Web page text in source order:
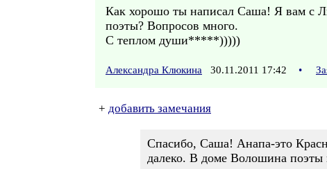
Как хорошо ты написал Саша! Я вам с
поэты? Вопросов много.
С теплом души*****)))))
Александра Клюкина 30.11.2011 17:42 •
+ добавить замечания
Спасибо, Саша! Анапа-это
далеко. В доме Волошина